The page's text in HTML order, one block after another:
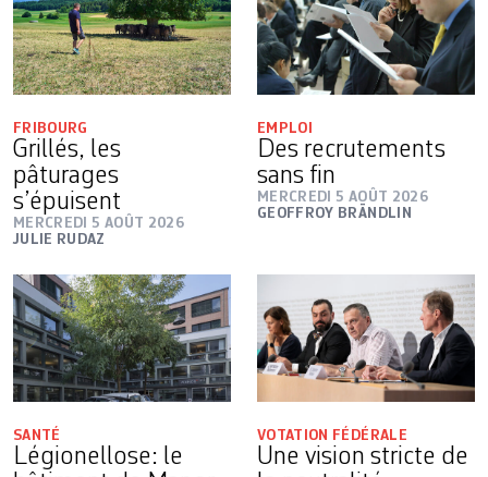
FRIBOURG
Grillés, les
pâturages
s’épuisent
MERCREDI 5 AOÛT 2026
JULIE RUDAZ
EMPLOI
Des recrutements
sans fin
MERCREDI 5 AOÛT 2026
GEOFFROY BRÄNDLIN
SANTÉ
Légionellose: le
VOTATION FÉDÉRALE
Une vision stricte de